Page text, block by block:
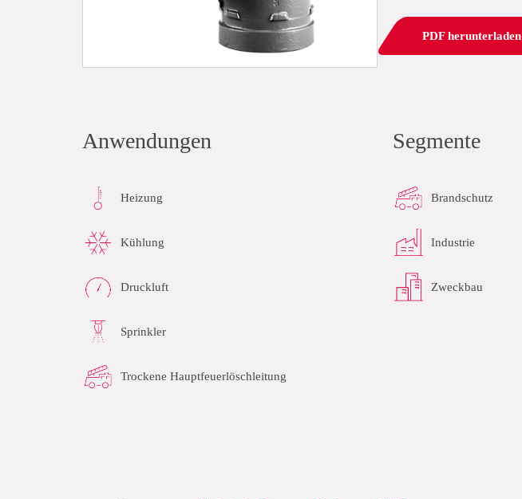
PDF herunterladen
Anwendungen
Heizung
Kühlung
Druckluft
Sprinkler
Trockene Hauptfeuerlöschleitung
Segmente
Brandschutz
Industrie
Zweckbau